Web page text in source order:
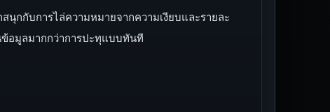
นุกกับการไล่ความหมายจากความเงียบและรายละ
ข้อมูลมากกว่าการปะทุแบบทันที